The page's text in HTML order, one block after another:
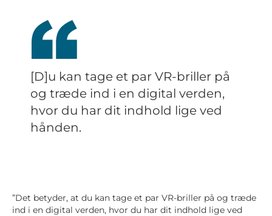
[D]u kan tage et par VR-briller på
og træde ind i en digital verden,
hvor du har dit indhold lige ved
hånden.
”Det betyder, at du kan tage et par VR-briller på og træde
ind i en digital verden, hvor du har dit indhold lige ved